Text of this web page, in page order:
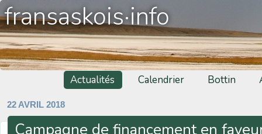
fransaskois·info
Actualités Calendrier Bottin
22 AVRIL 2018
Campagne de financement en